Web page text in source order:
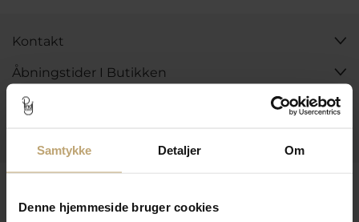
Samtykke Detaljer Om
Denne hjemmeside bruger cookies
Kontakt
Åbningstider I Butikken
Information